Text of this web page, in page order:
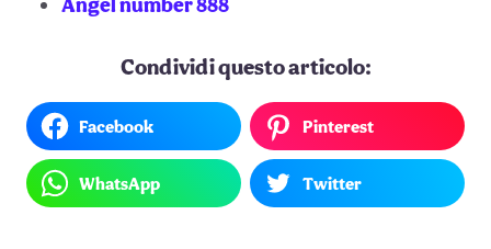
Condividi questo articolo:
Facebook Pinterest
WhatsApp Twitter